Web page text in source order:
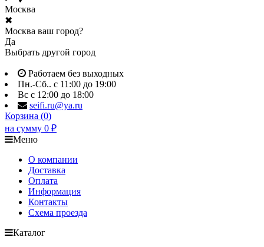
Москва
✖
Москва ваш город?
Да
Выбрать другой город
Работаем без выходных
Пн.-Сб.. с 11:00 до 19:00
Вс с 12:00 до 18:00
seifi.ru@ya.ru
Корзина (0)
на сумму 0 ₽
Меню
О компании
Доставка
Оплата
Информация
Контакты
Схема проезда
Каталог